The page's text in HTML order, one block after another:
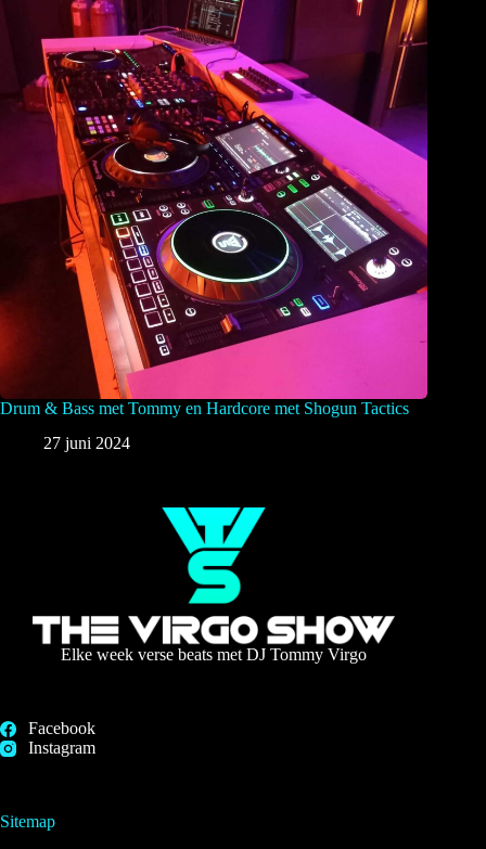
Drum & Bass met Tommy en Hardcore met Shogun Tactics
27 juni 2024
Elke week verse beats met DJ Tommy Virgo
Facebook
Instagram
Sitemap